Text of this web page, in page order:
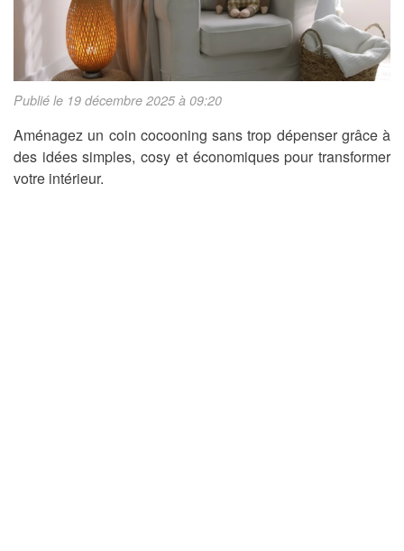
Publié le 19 décembre 2025 à 09:20
Aménagez un coin cocooning sans trop dépenser grâce à
des idées simples, cosy et économiques pour transformer
votre intérieur.